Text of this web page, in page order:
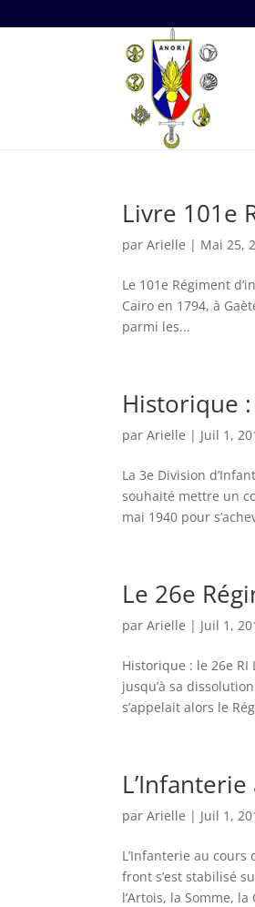
Livre 101e
parArielle | Mai 25,
Le 101e Régiment
Cairo en 1794, à
parmi les...
Historique
parArielle | Juil 1,
La 3e Division
souhaité mettre un
mai 1940 pour
Le 26e
parArielle | Juil 1,
Historique : le 26e RI
jusqu’à sa
s’appelait alors le
parArielle | Juil 1,
L’Infanterie au
front s’est stabilisé
l’Artois, la Somme, la